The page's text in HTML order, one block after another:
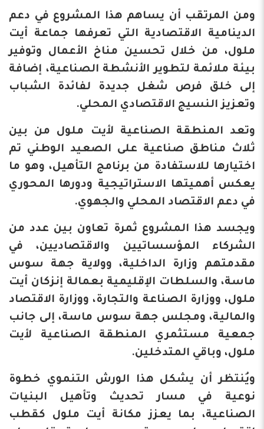
ومن المرتقب أن يساهم هذا المشروع في دعم
الدينامية الاقتصادية التي تعرفها جماعة أيت
ملول، من خلال تحسين مناخ الأعمال وتوفير
بيئة ملائمة لتطوير الأنشطة الصناعية، إضافة
إلى خلق فرص شغل جديدة لفائدة الشباب
وتعزيز النسيج الاقتصادي المحلي.
وتعد المنطقة الصناعية لأيت ملول من بين
ثلاث مناطق صناعية على الصعيد الوطني تم
اختيارها للاستفادة من برنامج التأهيل، وهو ما
يعكس أهميتها الاستراتيجية ودورها المحوري
في دعم الاقتصاد المحلي والجهوي.
ويجسد هذا المشروع ثمرة تعاون بين عدد من
الشركاء المؤسساتيين والاقتصاديين، في
مقدمتهم وزارة الداخلية، وولاية جهة سوس
ماسة، والسلطات الإقليمية بعمالة إنزكان أيت
ملول، ووزارة الصناعة والتجارة، ووزارة الاقتصاد
والمالية، ومجلس جهة سوس ماسة، إلى جانب
جمعية مستثمري المنطقة الصناعية لأيت
ملول، وباقي المتدخلين.
ويُنتظر أن يشكل هذا الورش التنموي خطوة
نوعية في مسار تحديث وتأهيل البنيات
الصناعية، بما يعزز مكانة أيت ملول كقطب